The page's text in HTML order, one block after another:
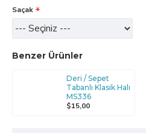
Saçak
Benzer Ürünler
Deri / Sepet
Tabanlı Klasik Halı
MS336
$15,00